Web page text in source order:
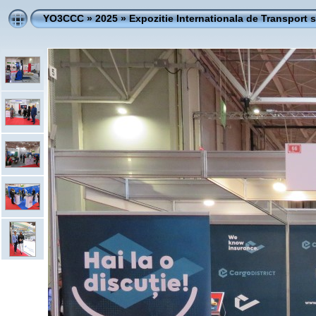
YO3CCC»2025»Expozitie Internationala de Transport